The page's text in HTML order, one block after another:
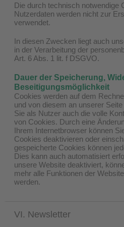
Die durch technisch notwendige
Nutzerdaten werden nicht zur
verwendet.
In diesen Zwecken liegt auch
in der Verarbeitung der
Art. 6 Abs. 1 lit. f DSGVO.
Dauer der Speicherung,
Beseitigungsmöglichkeit
Cookies werden auf dem
und von diesem an unserer
Sie als Nutzer auch die volle
von Cookies. Durch eine
Ihrem Internetbrowser können
Cookies deaktivieren oder
gespeicherte Cookies können
Dies kann auch automatisiert
unsere Website deaktiviert,
mehr alle Funktionen der
werden.
VI. Newsletter